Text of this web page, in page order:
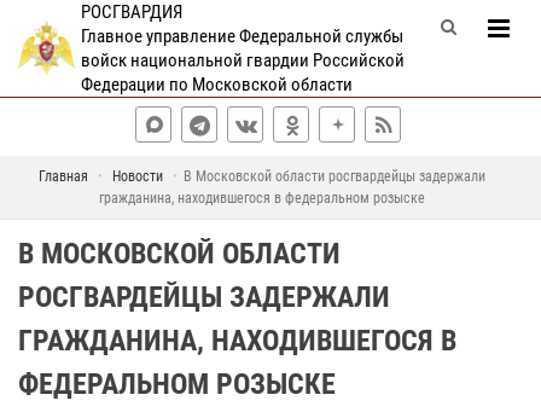
РОСГВАРДИЯ
Главное управление Федеральной службы
войск национальной гвардии Российской
Федерации по Московской области
Главная Новости
В Московской области росгвардейцы задержали
гражданина, находившегося в федеральном розыске
В МОСКОВСКОЙ ОБЛАСТИ
РОСГВАРДЕЙЦЫ ЗАДЕРЖАЛИ
ГРАЖДАНИНА, НАХОДИВШЕГОСЯ В
ФЕДЕРАЛЬНОМ РОЗЫСКЕ